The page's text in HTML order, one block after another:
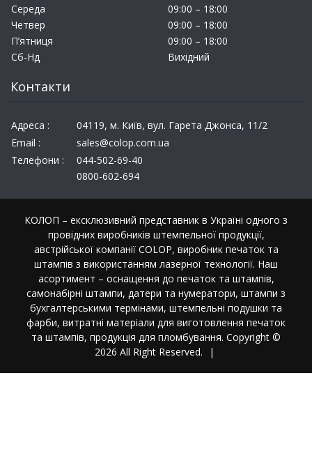
Середа
09:00 – 18:00
Четвер
09:00 – 18:00
П’ятниця
09:00 – 18:00
Сб-Нд
Вихідний
Контакти
Адреса :
04119, м. Київ, вул. Гарета Джонса, 11/2
Email :
sales@colop.com.ua
Телефони :
044-502-69-40
0800-602-694
КОЛОП – ексклюзивний представник в Україні одного з
провідних виробників штемпельної продукції,
австрійської компанії COLOP, виробник печаток та
штампів з використанням лазерної технології. Наш
асортимент – оснащення до печаток та штампів,
самонабірні штампи, датери та нумератори, штампи з
бухгалтерськими термінами, штемпельні подушки та
фарби, витратні матеріали для виготовлення печаток
та штампів, продукція для пломбування. Copyright ©
2026 All Right Reserved.
|